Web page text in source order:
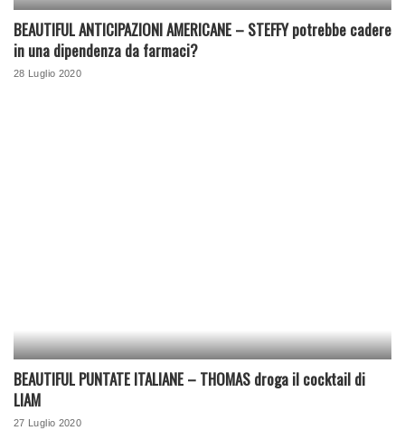
BEAUTIFUL ANTICIPAZIONI AMERICANE – STEFFY potrebbe cadere
in una dipendenza da farmaci?
28 Luglio 2020
BEAUTIFUL PUNTATE ITALIANE – THOMAS droga il cocktail di
LIAM
27 Luglio 2020